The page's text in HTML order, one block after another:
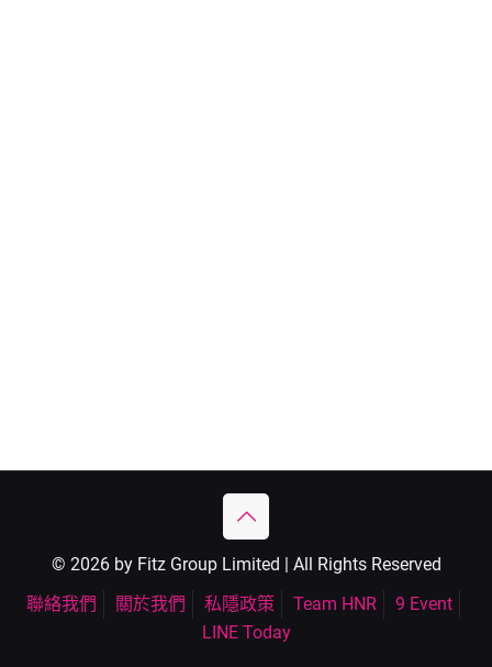
© 2026 by Fitz Group Limited | All Rights Reserved
聯絡我們
關於我們 私隱政策 Team HNR
9 Event
LINE Today